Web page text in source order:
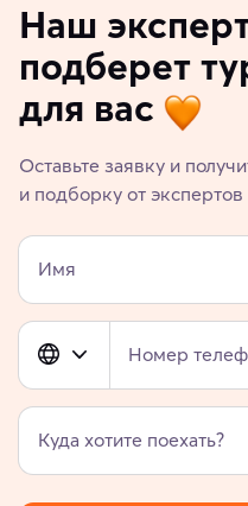
Наш
подберет
для вас
Оставьте заявку и
и подборку от
Имя
Номер
Куда хотите поехать?